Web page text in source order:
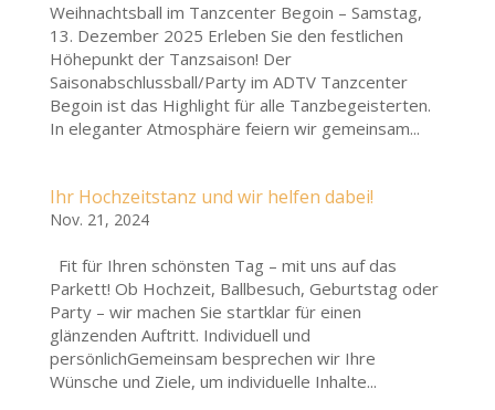
Weihnachtsball im Tanzcenter Begoin – Samstag,
13. Dezember 2025 Erleben Sie den festlichen
Höhepunkt der Tanzsaison! Der
Saisonabschlussball/Party im ADTV Tanzcenter
Begoin ist das Highlight für alle Tanzbegeisterten.
In eleganter Atmosphäre feiern wir gemeinsam...
Ihr Hochzeitstanz und wir helfen dabei!
Nov. 21, 2024
Fit für Ihren schönsten Tag – mit uns auf das
Parkett! Ob Hochzeit, Ballbesuch, Geburtstag oder
Party – wir machen Sie startklar für einen
glänzenden Auftritt. Individuell und
persönlichGemeinsam besprechen wir Ihre
Wünsche und Ziele, um individuelle Inhalte...